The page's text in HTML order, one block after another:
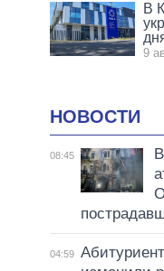
В
9
НОВОСТИ
08:45
04:59